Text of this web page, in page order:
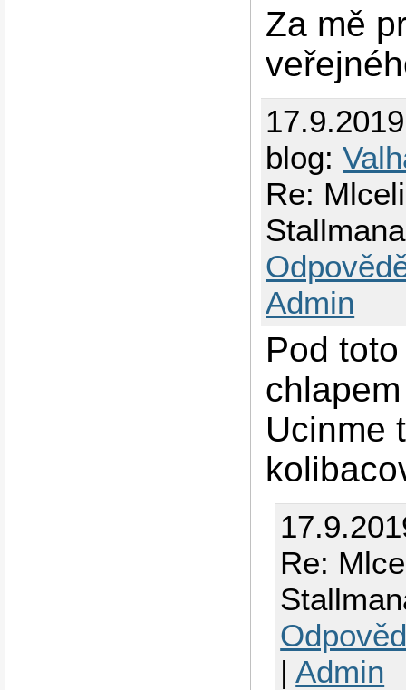
Za mě
blog:
Re:
Admin
Pod
Ucinme
Re:
| Admin